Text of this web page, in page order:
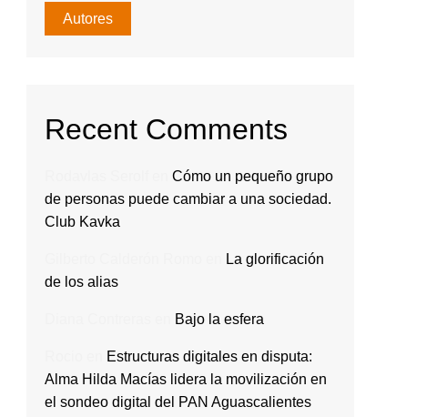
Autores
Recent Comments
Cómo un pequeño grupo
de personas puede cambiar a una sociedad.
Club Kavka
La glorificación
de los alias
Bajo la esfera
Estructuras digitales en disputa:
Alma Hilda Macías lidera la movilización en
el sondeo digital del PAN Aguascalientes